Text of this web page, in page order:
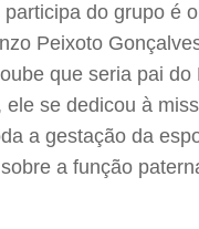
do grupo é
Peixoto
que seria pai do
ele se dedicou à
a gestação da
a função